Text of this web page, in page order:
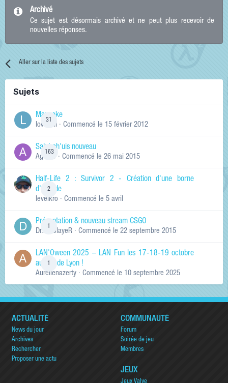
Archivé
Ce sujet est désormais archivé et ne peut plus recevoir de
nouvelles réponses.
Aller sur la liste des sujets
Sujets
31
Manneke
lowskill · Commencé le 15 février 2012
163
Salut ch'uis nouveau
Ag0Nie · Commencé le 26 mai 2015
2
Half-Life 2 : Survivor 2 - Création d'une borne
d'arcade
levelkro · Commencé le 5 avril
Présentation & nouveau stream CSGO
Dr.KinSlayeR · Commencé le 22 septembre 2015
LAN'Oween 2025 – LAN Fun les 17-18-19 octobre
au sud de Lyon !
Aurelienazerty · Commencé le 10 septembre 2025
ACTUALITÉ
News du jour
Archives
Rechercher
Proposer une actu
COMMUNAUTÉ
Forum
Soirée de jeu
Membres
JEUX